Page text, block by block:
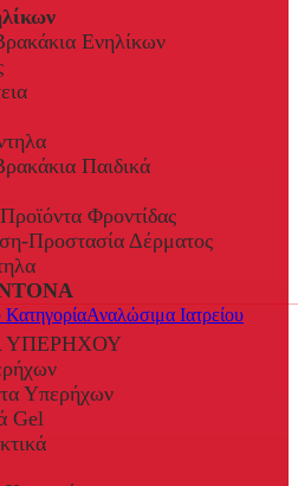
Ενηλίκων
Παιδικά
Φροντίδας
Προστασία Δέρματος
Αναλώσιμα Ιατρείου
ΥΠΕΡΗΧΟΥ
Υπερήχων
Gel